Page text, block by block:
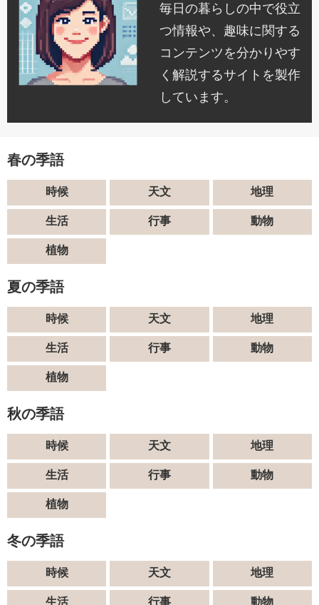
毎日の暮らしの中で役立
つ情報や、趣味に関する
コンテンツを分かりやす
く解説するサイトを製作
しています。
春の季語
時候 天文 地理
生活 行事 動物
植物
夏の季語
時候 天文 地理
生活 行事 動物
植物
秋の季語
時候 天文 地理
生活 行事 動物
植物
冬の季語
時候 天文 地理
生活 行事 動物